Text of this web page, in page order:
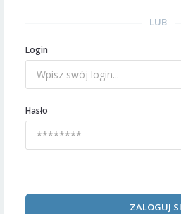
LUB
Login
Hasło
ZALOGUJ